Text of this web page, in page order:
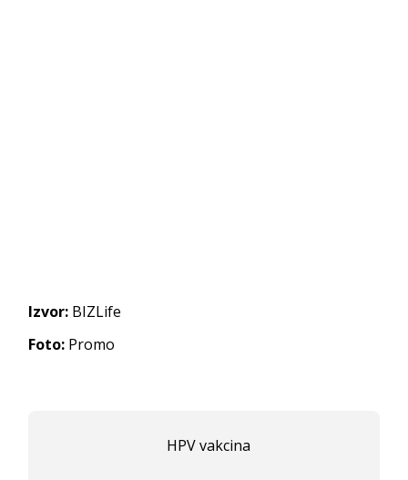
Izvor: BIZLife
Foto: Promo
HPV vakcina